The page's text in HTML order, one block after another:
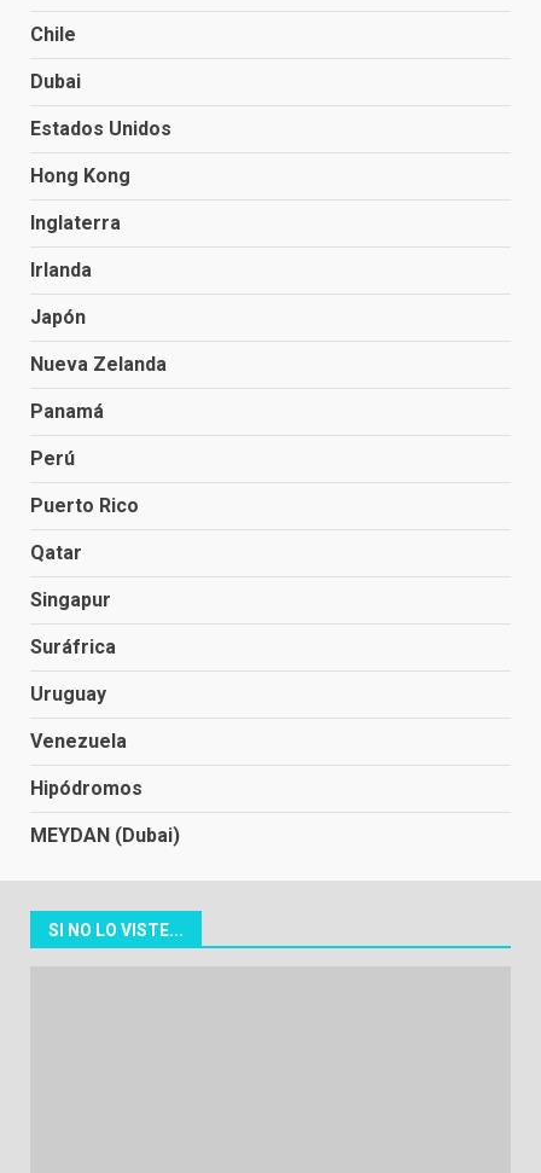
Chile
Dubai
Estados Unidos
Hong Kong
Inglaterra
Irlanda
Japón
Nueva Zelanda
Panamá
Perú
Puerto Rico
Qatar
Singapur
Suráfrica
Uruguay
Venezuela
Hipódromos
MEYDAN (Dubai)
SI NO LO VISTE...